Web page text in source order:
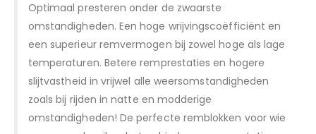
Optimaal presteren onder de zwaarste
omstandigheden. Een hoge wrijvingscoëfficiënt en
een superieur remvermogen bij zowel hoge als lage
temperaturen. Betere remprestaties en hogere
slijtvastheid in vrijwel alle weersomstandigheden
zoals bij rijden in natte en modderige
omstandigheden! De perfecte remblokken voor wie